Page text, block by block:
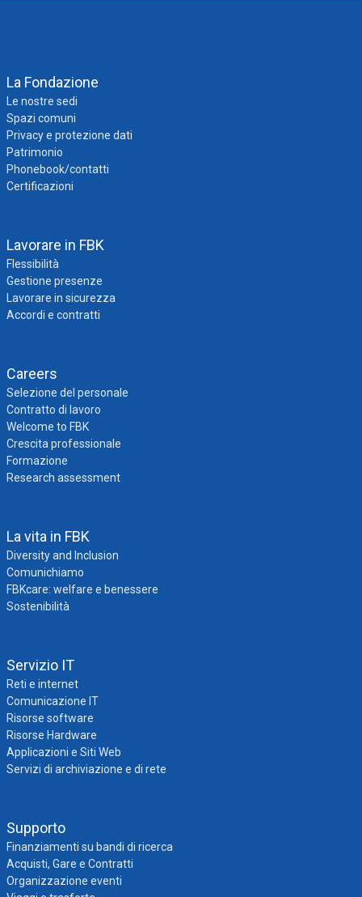
La Fondazione
Le nostre sedi
Spazi comuni
Privacy e protezione dati
Patrimonio
Phonebook/contatti
Certificazioni
Lavorare in FBK
Flessibilità
Gestione presenze
Lavorare in sicurezza
Accordi e contratti
Careers
Selezione del personale
Contratto di lavoro
Welcome to FBK
Crescita professionale
Formazione
Research assessment
La vita in FBK
Diversity and Inclusion
Comunichiamo
FBKcare: welfare e benessere
Sostenibilità
Servizio IT
Reti e internet
Comunicazione IT
Risorse software
Risorse Hardware
Applicazioni e Siti Web
Servizi di archiviazione e di rete
Supporto
Finanziamenti su bandi di ricerca
Acquisti, Gare e Contratti
Organizzazione eventi